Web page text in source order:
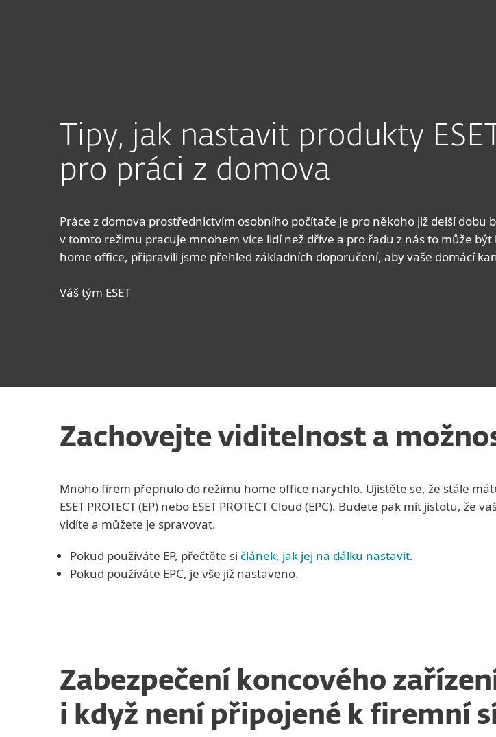
Tipy, jak nastavit produkty ESET
pro práci z domova
Práce z domova prostřednictvím osobního počítače je pro někoho již delší
v tomto režimu pracuje mnohem více lidí než dříve a pro řadu z nás to může
home office, připravili jsme přehled základních doporučení, aby vaše domácí
Váš tým ESET
Zachovejte viditelnost a
Mnoho firem přepnulo do režimu home office narychlo. Ujistěte se, že stále
ESET PROTECT (EP) nebo ESET PROTECT Cloud (EPC). Budete pak mít jistotu,
vidíte a můžete je spravovat.
Pokud používáte EP, přečtěte si článek, jak jej na dálku nastavit.
Pokud používáte EPC, je vše již nastaveno.
Zabezpečení koncového
i když není připojené k firemní